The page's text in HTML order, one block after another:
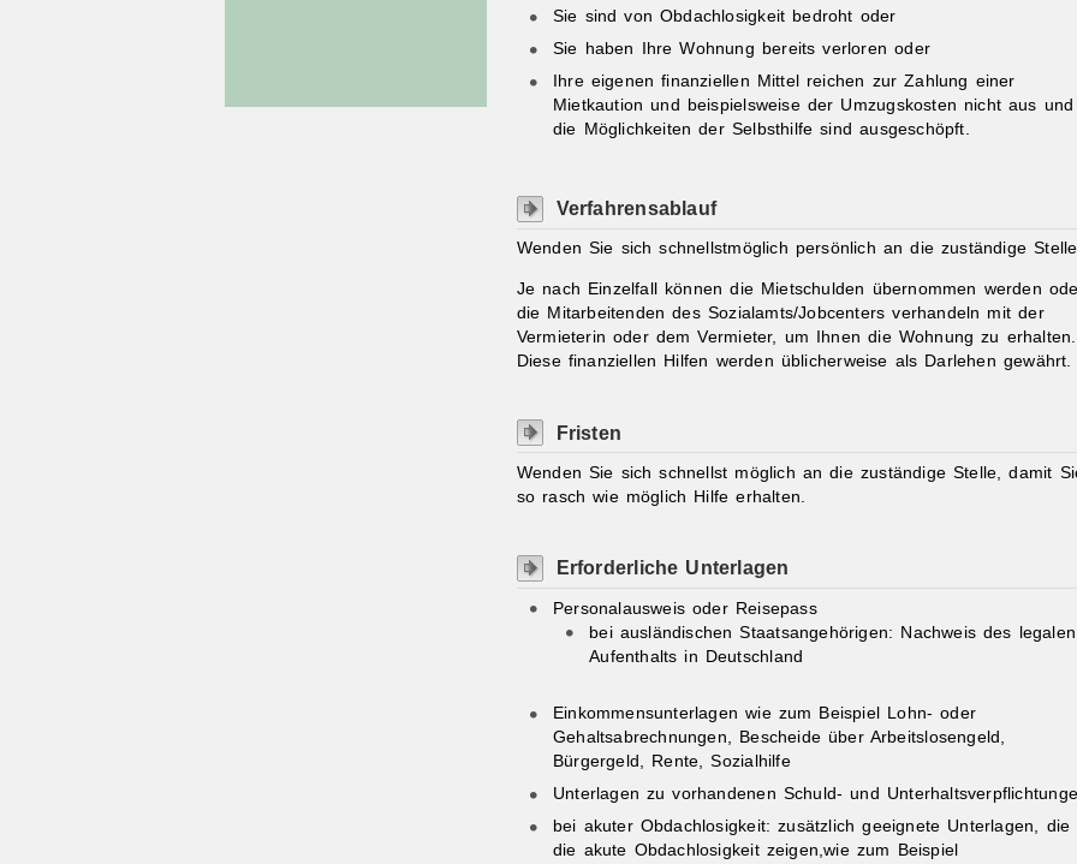
Sie sind von Obdachlosigkeit bedroht oder
Sie haben Ihre Wohnung bereits verloren oder
Ihre eigenen finanziellen Mittel reichen zur Zahlung einer
Mietkaution und beispielsweise der Umzugskosten nicht aus und
die Möglichkeiten der Selbsthilfe sind ausgeschöpft.
Verfahrensablauf
Wenden Sie sich schnellstmöglich persönlich an die zuständige
Je nach Einzelfall können die Mietschulden übernommen werden
die Mitarbeitenden des Sozialamts/Jobcenters verhandeln mit der
Vermieterin oder dem Vermieter, um Ihnen die Wohnung zu erhalten.
Diesefinanziellen Hilfen werden üblicherweise als Darlehen gewährt.
Fristen
Wenden Sie sich schnellst möglich an die zuständige Stelle, damit
so rasch wie möglich Hilfe erhalten.
Erforderliche Unterlagen
Personalausweis oder Reisepass
bei ausländischen Staatsangehörigen: Nachweis des legalen
Aufenthalts in Deutschland
Einkommensunterlagen wie zum Beispiel Lohn- oder
Gehaltsabrechnungen, Bescheide über Arbeitslosengeld,
Bürgergeld, Rente, Sozialhilfe
Unterlagen zu vorhandenen Schuld- und
bei akuter Obdachlosigkeit: zusätzlich geeignete Unterlagen, die
die akute Obdachlosigkeit zeigen,wie zum Beispiel